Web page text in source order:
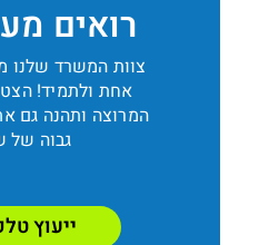
רואים
צוות המשרד שלנו
אחת ולתמיד!
המרוצה ותהנה גם
גבוה של
ייעוץ